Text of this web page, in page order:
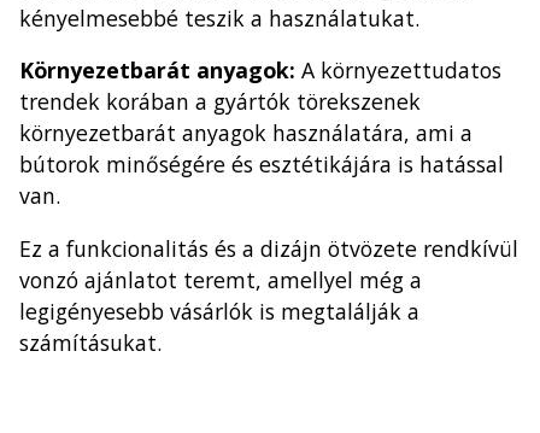
kényelmesebbé teszik a használatukat.
Környezetbarát anyagok: A környezettudatos
trendek korában a gyártók törekszenek
környezetbarát anyagok használatára, ami a
bútorok minőségére és esztétikájára is hatással
van.
Ez a funkcionalitás és a dizájn ötvözete rendkívül
vonzó ajánlatot teremt, amellyel még a
legigényesebb vásárlók is megtalálják a
számításukat.